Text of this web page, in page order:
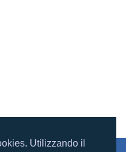
Utilizzando il